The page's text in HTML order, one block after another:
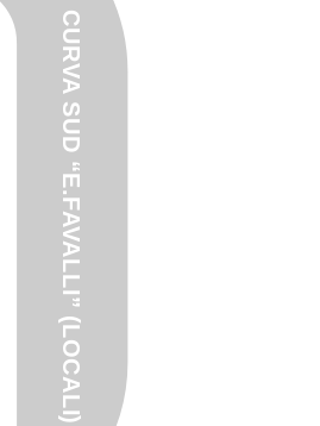
CURVA SUD “E.FAVALLI” (LOCALI)